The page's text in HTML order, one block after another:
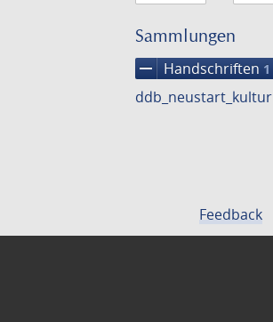
Sammlungen
remove Handschriften 1
ddb_neustart_kultur
Feedback